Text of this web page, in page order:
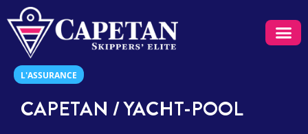
L'ASSURANCE
CAPETAN / YACHT-POOL